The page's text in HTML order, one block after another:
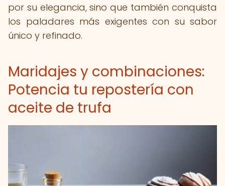
por su elegancia, sino que también conquista
los paladares más exigentes con su sabor
único y refinado.
Maridajes y combinaciones:
Potencia tu repostería con
aceite de trufa